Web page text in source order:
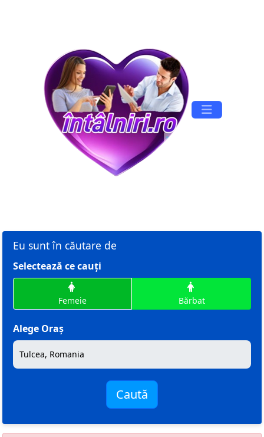
Eu sunt în căutare de
Selectează ce cauți
Femeie Bărbat
Alege Oraș
Caută